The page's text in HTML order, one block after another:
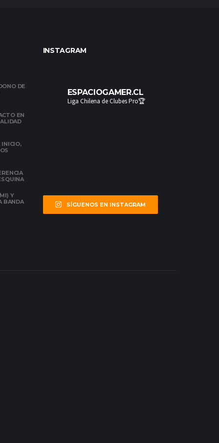
DE
EN
INICIO,
Y
BANDA
INSTAGRAM
ESPACIOGAMER.CL
Liga Chilena de Clubes Pro🏆
SÍGUENOS EN INSTAGRAM